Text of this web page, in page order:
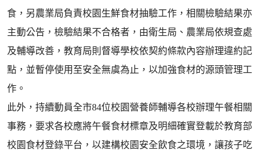
食，另農業局負責校園生鮮食材抽驗工作，相關檢驗結果亦
主動公告，檢驗結果不合格者，由衛生局、農業局依規查處
及輔導改善，教育局則督導學校依契約條款內容辦理違約記
點，並暫停使用至安全無虞為止，以加強食材的源頭管理工
作。
此外，持續動員全市84位校園營養師輔導各校辦理午餐相關
事務，要求各校應將午餐食材標章及明細確實登載於教育部
校園食材登錄平台，以建構校園安全飲食之環境，讓孩子吃